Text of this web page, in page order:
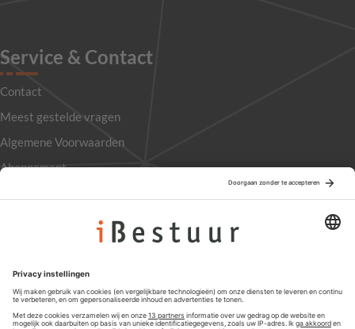
Service & Contact
Contact
Meest gestelde vragen
Algemene Voorwaarden
Abonnement
Privacyinstellingen